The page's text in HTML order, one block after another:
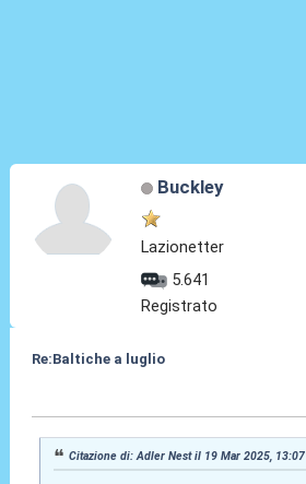
Buckley
Lazionetter
5.641
Registrato
Re:Baltiche a luglio
Citazione di: Adler Nest il 19 Mar 2025, 13:07